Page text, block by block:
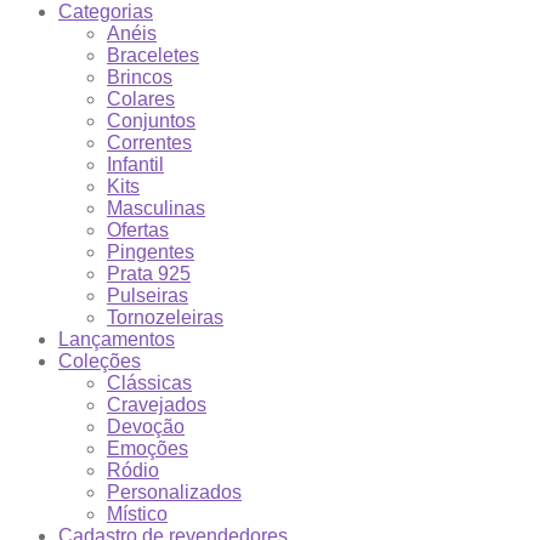
Categorias
Anéis
Braceletes
Brincos
Colares
Conjuntos
Correntes
Infantil
Kits
Masculinas
Ofertas
Pingentes
Prata 925
Pulseiras
Tornozeleiras
Lançamentos
Coleções
Clássicas
Cravejados
Devoção
Emoções
Ródio
Personalizados
Místico